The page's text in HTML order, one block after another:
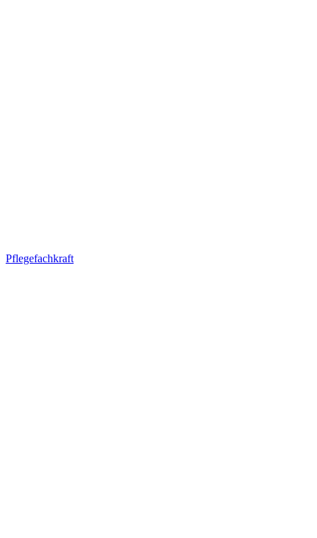
Pflegefachkraft